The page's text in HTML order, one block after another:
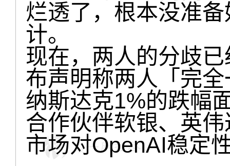
烂透了，根本没准
计。
现在，两人的分歧
布声明称两人「完
纳斯达克1%的跌幅
合作伙伴软银、英
市场对OpenAI稳定